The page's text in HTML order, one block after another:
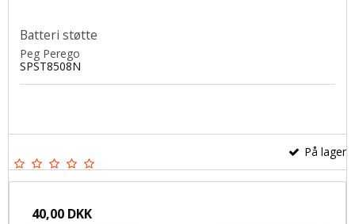
Batteri støtte
Peg Perego
SPST8508N
På lager
40,00 DKK